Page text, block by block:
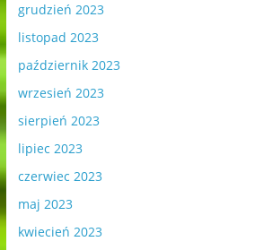
grudzień 2023
listopad 2023
październik 2023
wrzesień 2023
sierpień 2023
lipiec 2023
czerwiec 2023
maj 2023
kwiecień 2023